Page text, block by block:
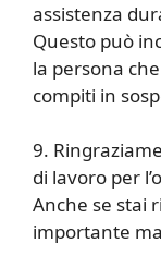
assistenza
Questo può
la persona
compiti in
9.
di lavoro per
Anche se stai
importante